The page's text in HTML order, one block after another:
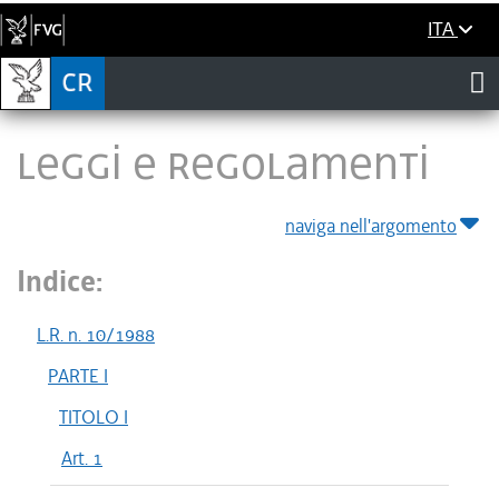
ITA
LEGGI E REGOLAMENTI
naviga nell'argomento
Indice:
L.R. n. 10/1988
PARTE I
TITOLO I
Art. 1